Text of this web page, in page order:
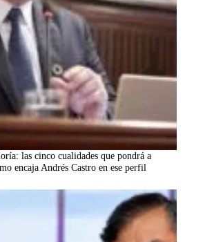
las cinco cualidades que pondrá a
encaja Andrés Castro en ese perfil